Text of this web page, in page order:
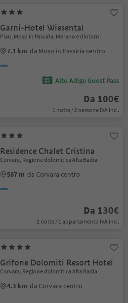
Garni-Hotel Wiesental
Plan, Moso in Passiria, Merano e dintorni
7.1 km da Moso in Passiria centro
Alto Adige Guest Pass
Da 100€
1 notte / 2 persone IVA incl.
Residence Chalet Cristina
Corvara, Regione dolomitica Alta Badia
587 m da Corvara centro
Da 130€
1 notte / 1 appartamento IVA incl.
Grifone Dolomiti Resort Hotel
Corvara, Regione dolomitica Alta Badia
4.3 km da Corvara centro